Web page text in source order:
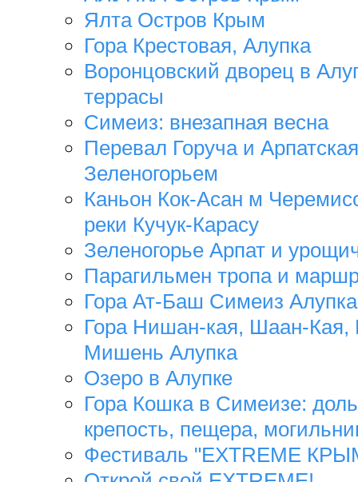
Ялта Остров Крым
Гора Крестовая, Алупка
Воронцовский дворец в
террасы
Симеиз: внезапная весна
Перевал Горуча и
Зеленогорьем
Каньон Кок-Асан м
реки Кучук-Карасу
Зеленогорье Арпат и
Парагильмен тропа и
Гора Ат-Баш Симеиз Алупка
Гора Нишан-кая, Шаан-
Мишень Алупка
Озеро в Алупке
Гора Кошка в Симеизе:
крепость, пещера,
Фестиваль "EXTREME